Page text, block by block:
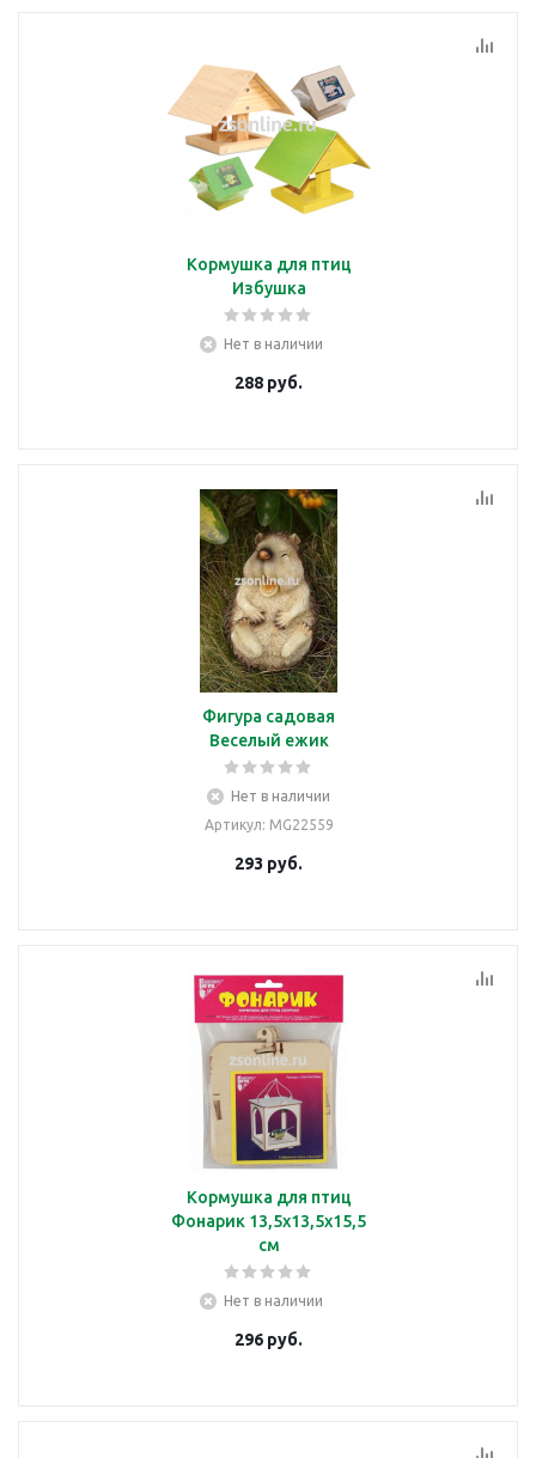
Кормушка для птиц
Избушка
Нет в наличии
288 руб.
Фигура садовая
Веселый ежик
Нет в наличии
Артикул: MG22559
293 руб.
Кормушка для птиц
Фонарик 13,5х13,5х15,5
см
Нет в наличии
296 руб.